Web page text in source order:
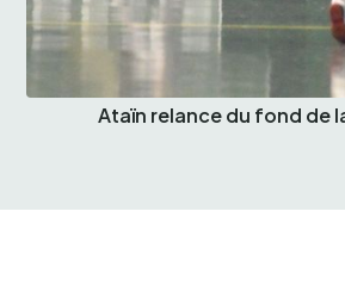
Ataïn relance du fond de